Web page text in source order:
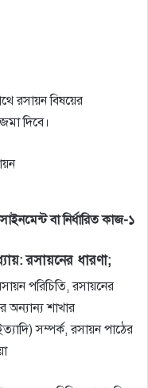
রসায়ন বিষয়ের
দিবে।
বা নির্ধারিত কাজ-১
রসায়নের ধারণা;
পরিচিতি, রসায়নের
অন্যান্য শাখার
সম্পর্ক, রসায়ন পাঠের